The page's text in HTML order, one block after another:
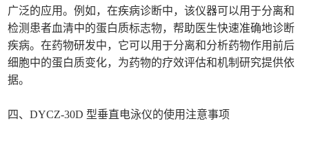
广泛的应用。例如，在疾病诊断中，该仪器可以用于分离和
检测患者血清中的蛋白质标志物，帮助医生快速准确地诊断
疾病。在药物研发中，它可以用于分离和分析药物作用前后
细胞中的蛋白质变化，为药物的疗效评估和机制研究提供依
据。
四、DYCZ-30D 型垂直电泳仪的使用注意事项